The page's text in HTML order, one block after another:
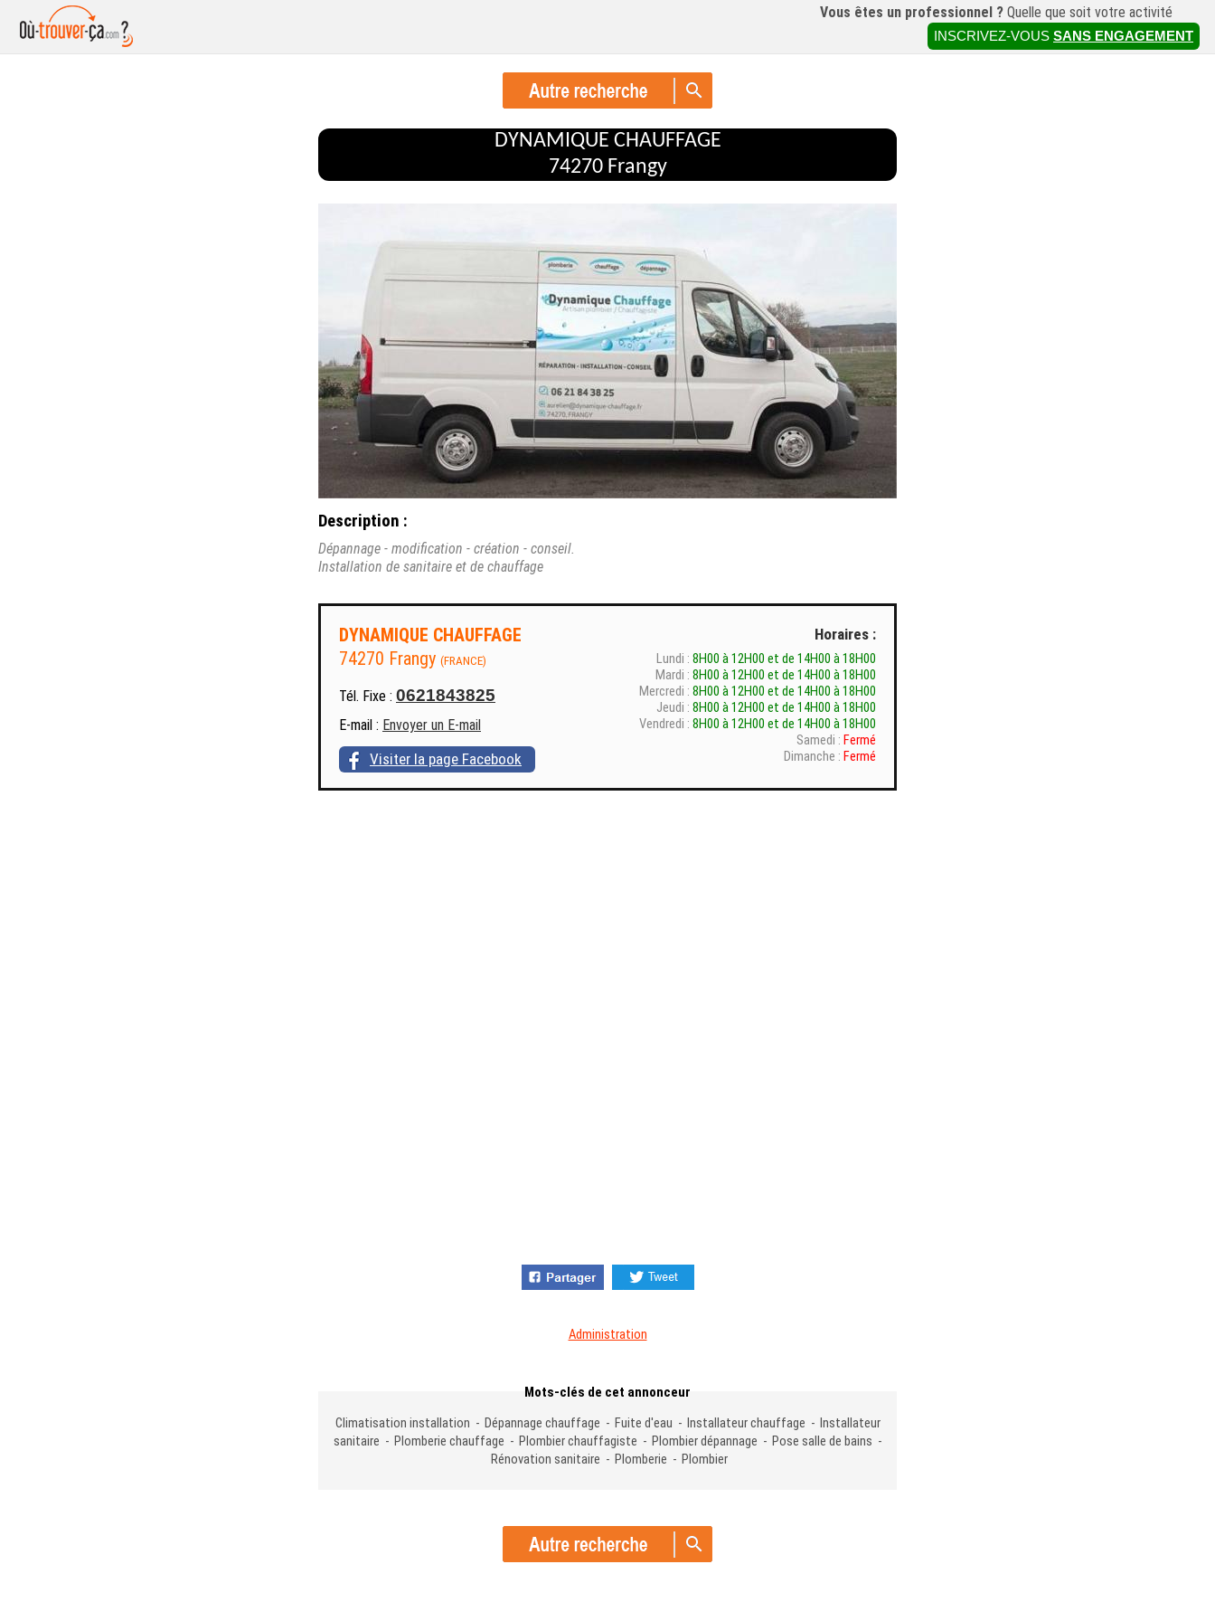
Vous êtes un professionnel ? Quelle que soit votre activité
INSCRIVEZ-VOUS SANS ENGAGEMENT
DYNAMIQUE CHAUFFAGE
74270 Frangy
Description :
Dépannage - modification - création - conseil.
Installation de sanitaire et de chauffage
DYNAMIQUE CHAUFFAGE
74270 Frangy (FRANCE)
Tél. Fixe : 0621843825
E-mail : Envoyer un E-mail
Visiter la page Facebook
Horaires :
Lundi : 8H00 à 12H00 et de 14H00 à 18H00
Mardi : 8H00 à 12H00 et de 14H00 à 18H00
Mercredi : 8H00 à 12H00 et de 14H00 à 18H00
Jeudi : 8H00 à 12H00 et de 14H00 à 18H00
Vendredi : 8H00 à 12H00 et de 14H00 à 18H00
Samedi : Fermé
Dimanche : Fermé
Administration
Mots-clés de cet annonceur
Climatisation installation - Dépannage chauffage - Fuite d'eau - Installateur chauffage - Installateur
sanitaire - Plomberie chauffage - Plombier chauffagiste - Plombier dépannage - Pose salle de bains -
Rénovation sanitaire - Plomberie - Plombier